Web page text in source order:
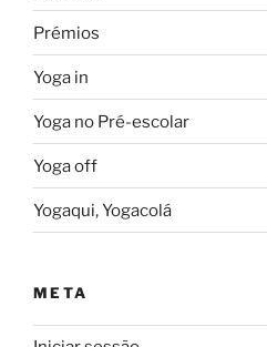
Prémios
Yoga in
Yoga no Pré-escolar
Yoga off
Yogaqui, Yogacolá
META